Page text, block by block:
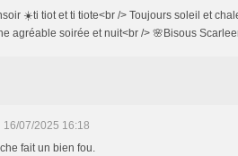
☀️ti tiot et ti tiote<br /> Toujours soleil et
agréable soirée et nuit<br /> 🌸Bisous
16/07/2025 16:18
fait un bien fou.